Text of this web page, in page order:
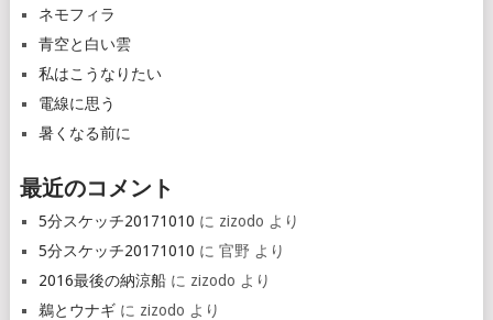
ネモフィラ
青空と白い雲
私はこうなりたい
電線に思う
暑くなる前に
最近のコメント
5分スケッチ20171010 に zizodo より
5分スケッチ20171010 に 官野 より
2016最後の納涼船に zizodo より
鵜とウナギに zizodo より